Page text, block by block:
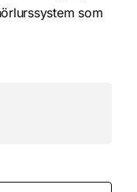
som